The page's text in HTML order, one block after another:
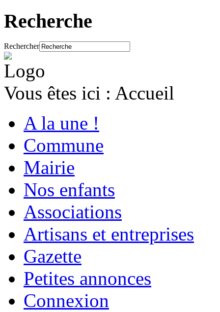
Recherche
Rechercher
Vous êtes ici : Accueil
A la une !
Commune
Mairie
Nos enfants
Associations
Artisans et entreprises
Gazette
Petites annonces
Connexion